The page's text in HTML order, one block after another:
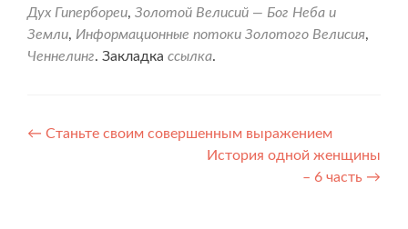
Дух Гипербореи, Золотой Велисий — Бог Неба и
Земли, Информационные потоки Золотого Велисия,
Ченнелинг. Закладка ссылка.
Навигация
← Станьте своим совершенным выражением
История одной женщины
– 6 часть →